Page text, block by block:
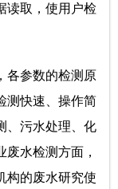
读取，使用户检
各参数的检测原
测快速、操作简
、污水处理、化
水检测方面，
构的废水研究使